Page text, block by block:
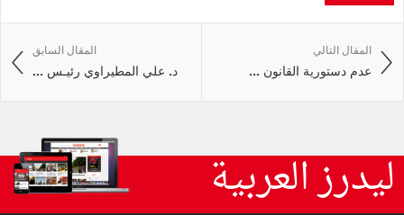
المقال السابق
د. علي المطيراوي رئيـس ...
المقال التالي
عدم دستورية القانون ...
ليدرز العربية